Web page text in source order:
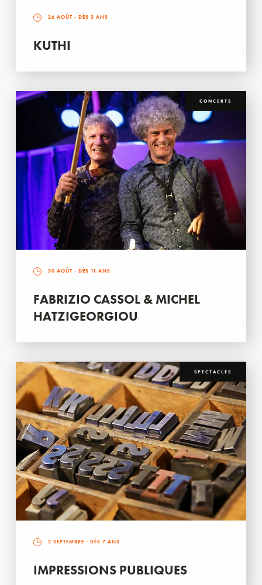
26 AOÛT - DÈS 3 ANS
KUTHI
CONCERTS
30 AOÛT - DÈS 11 ANS
FABRIZIO CASSOL & MICHEL
HATZIGEORGIOU
SPECTACLES
2 SEPTEMBRE - DÈS 7 ANS
IMPRESSIONS PUBLIQUES